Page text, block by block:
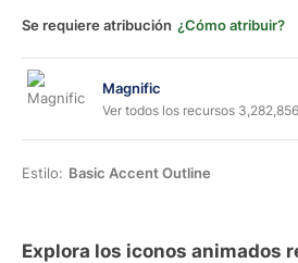
Se requiere atribución ¿Cómo atribuir?
Magnific
Ver todos los recursos 3,282,856
Estilo: Basic Accent Outline
Explora los iconos animados